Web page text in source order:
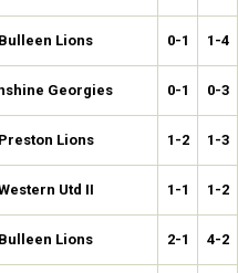
Bulleen Lions 0-1 1-4
Georgies 0-1 0-3
Preston Lions 1-2 1-3
Utd II 1-1 1-2
Bulleen Lions 2-1 4-2